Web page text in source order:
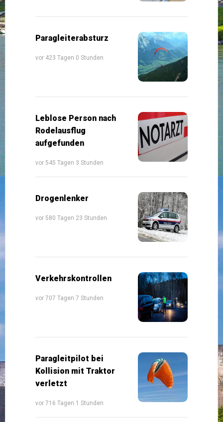
Paragleiterabsturz
vor 423 Tagen 0 Stunden
Leblose Person nach
Rodelausflug
aufgefunden
vor 545 Tagen 3 Stunden
Drogenlenker
vor 580 Tagen 23 Stunden
Verkehrskontrollen
vor 707 Tagen 7 Stunden
Paragleitpilot bei
Kollision mit Traktor
verletzt
vor 716 Tagen 1 Stunden